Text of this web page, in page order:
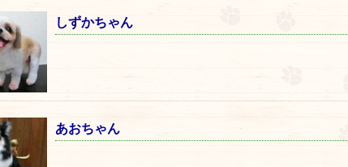
しずかちゃん
あおちゃん